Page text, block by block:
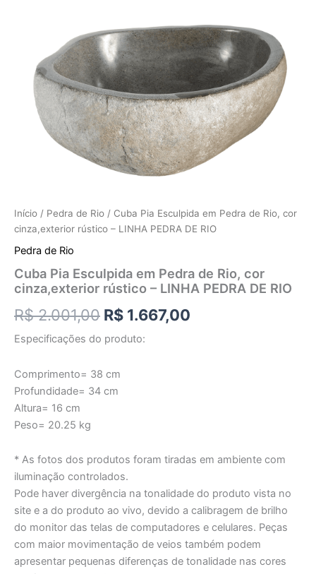
Início / Pedra de Rio / Cuba Pia Esculpida em Pedra de Rio, cor
cinza,exterior rústico – LINHA PEDRA DE RIO
Pedra de Rio
Cuba Pia Esculpida em Pedra de Rio, cor
cinza,exterior rústico – LINHA PEDRA DE RIO
R$2.001,00 R$ 1.667,00
Especificações do produto:
Comprimento= 38 cm
Profundidade= 34 cm
Altura= 16 cm
Peso= 20.25 kg
* As fotos dos produtos foram tiradas em ambiente com
iluminação controlados.
Pode haver divergência na tonalidade do produto vista no
site e a do produto ao vivo, devido a calibragem de brilho
do monitor das telas de computadores e celulares. Peças
com maior movimentação de veios também podem
apresentar pequenas diferenças de tonalidade nas cores